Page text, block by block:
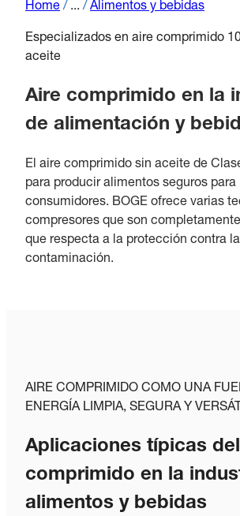
Home / ... / Alimentos y bebidas
Especializados en aire comprimido
aceite
Aire comprimido en la
de alimentación y
El aire comprimido sin aceite de
para producir alimentos seguros para
consumidores. BOGE ofrece varias
compresores que son
que respecta a la protección contra la
contaminación.
AIRE COMPRIMIDO COMO UNA
ENERGÍA LIMPIA, SEGURA Y
Aplicaciones típicas
comprimido en la
alimentos y bebidas